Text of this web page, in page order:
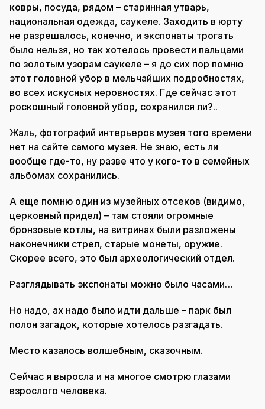
ковры, посуда, рядом – старинная утварь,
национальная одежда, саукеле. Заходить в юрту
не разрешалось, конечно, и экспонаты трогать
было нельзя, но так хотелось провести пальцами
по золотым узорам саукеле – я до сих пор помню
этот головной убор в мельчайших подробностях,
во всех искусных неровностях. Где сейчас этот
роскошный головной убор, сохранился ли?..
Жаль, фотографий интерьеров музея того времени
нет на сайте самого музея. Не знаю, есть ли
вообще где-то, ну разве что у кого-то в семейных
альбомах сохранились.
А еще помню один из музейных отсеков (видимо,
церковный придел) – там стояли огромные
бронзовые котлы, на витринах были разложены
наконечники стрел, старые монеты, оружие.
Скорее всего, это был археологический отдел.
Разглядывать экспонаты можно было часами…
Но надо, ах надо было идти дальше – парк был
полон загадок, которые хотелось разгадать.
Место казалось волшебным, сказочным.
Сейчас я выросла и на многое смотрю глазами
взрослого человека.